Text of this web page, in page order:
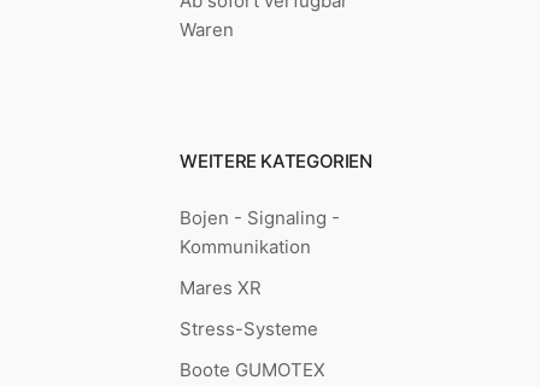
Waren
WEITERE KATEGORIEN
Bojen - Signaling -
Kommunikation
Mares XR
Stress-Systeme
Boote GUMOTEX